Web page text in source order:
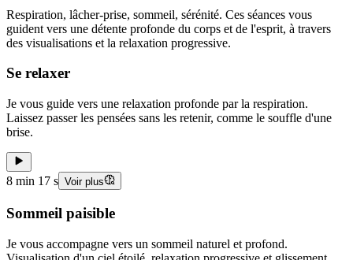
Respiration, lâcher-prise, sommeil, sérénité. Ces séances vous
guident vers une détente profonde du corps et de l'esprit, à travers
des visualisations et la relaxation progressive.
Se relaxer
Je vous guide vers une relaxation profonde par la respiration.
Laissez passer les pensées sans les retenir, comme le souffle d'une
brise.
8 min 17 s Voir plus
Sommeil paisible
Je vous accompagne vers un sommeil naturel et profond.